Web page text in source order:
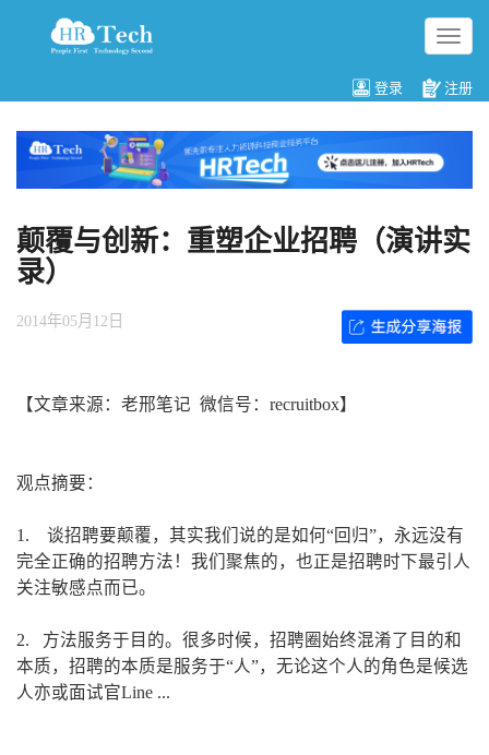
切
换
航
登录 注册
颠覆与创新：重塑企业招聘（演讲实
录）
2014年05月12日
【文章来源：老邢笔记 微信号：recruitbox】
观点摘要：
1. 谈招聘要颠覆，其实我们说的是如何“回归”，永远没有
完全正确的招聘方法！我们聚焦的，也正是招聘时下最引人
关注敏感点而已。
2. 方法服务于目的。很多时候，招聘圈始终混淆了目的和
本质，招聘的本质是服务于“人”，无论这个人的角色是候选
人亦或面试官Line ...